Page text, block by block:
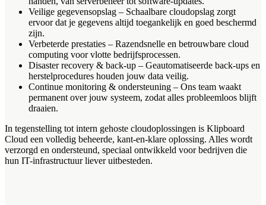
Veilige gegevensopslag – Schaalbare cloudopslag zorgt
ervoor dat je gegevens altijd toegankelijk en goed beschermd
zijn.
Verbeterde prestaties – Razendsnelle en betrouwbare cloud
computing voor vlotte bedrijfsprocessen.
Disaster recovery & back-up – Geautomatiseerde back-ups en
herstelprocedures houden jouw data veilig.
Continue monitoring & ondersteuning – Ons team waakt
permanent over jouw systeem, zodat alles probleemloos blijft
draaien.
In tegenstelling tot intern gehoste cloudoplossingen is Klipboard
Cloud een volledig beheerde, kant-en-klare oplossing. Alles wordt
verzorgd en ondersteund, speciaal ontwikkeld voor bedrijven die
hun IT-infrastructuur liever uitbesteden.